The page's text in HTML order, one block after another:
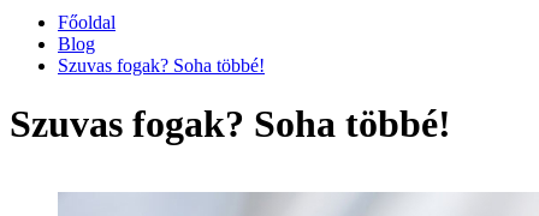
Főoldal
Blog
Szuvas fogak? Soha többé!
Szuvas fogak? Soha többé!